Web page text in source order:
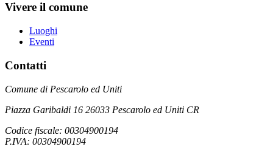
Vivere il comune
Luoghi
Eventi
Contatti
Comune di Pescarolo ed Uniti
Piazza Garibaldi 16 26033 Pescarolo ed Uniti CR
Codice fiscale: 00304900194
P.IVA: 00304900194